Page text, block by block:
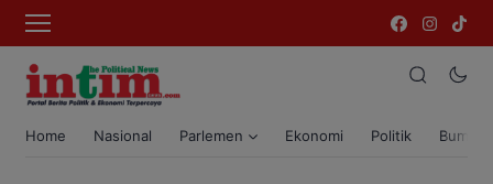
Home Nasional Parlemen Ekonomi Politik Bumi